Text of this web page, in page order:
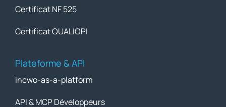
Certificat NF 525
Certificat QUALIOPI
Plateforme & API
incwo-as-a-platform
API & MCP Développeurs